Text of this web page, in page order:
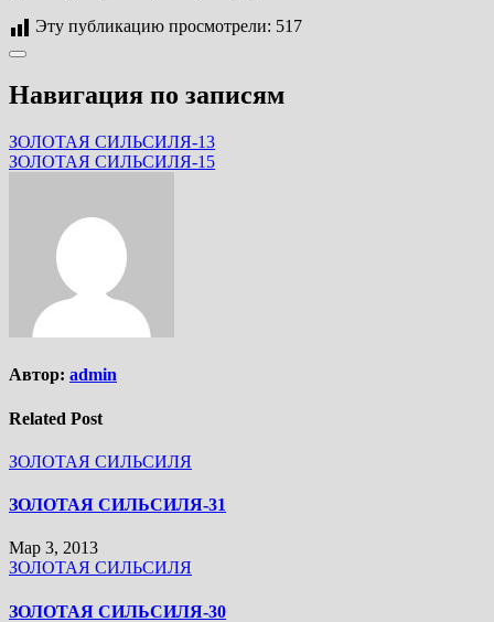
Эту публикацию просмотрели: 517
Навигация по записям
ЗОЛОТАЯ СИЛЬСИЛЯ-13
ЗОЛОТАЯ СИЛЬСИЛЯ-15
Автор: admin
Related Post
ЗОЛОТАЯ СИЛЬСИЛЯ
ЗОЛОТАЯ СИЛЬСИЛЯ-31
Мар 3, 2013
ЗОЛОТАЯ СИЛЬСИЛЯ
ЗОЛОТАЯ СИЛЬСИЛЯ-30